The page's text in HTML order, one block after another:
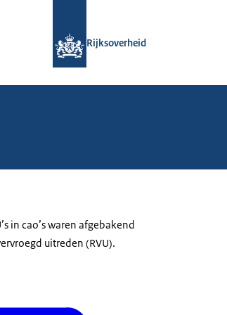
Rijksoverheid
in cao’s waren afgebakend
uitreden (RVU).